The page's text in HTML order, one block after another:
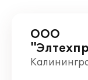
ООО